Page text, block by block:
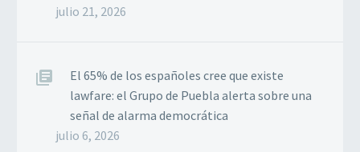
julio 21, 2026
El 65% de los españoles cree que existe
lawfare: el Grupo de Puebla alerta sobre una
señal de alarma democrática
julio 6, 2026